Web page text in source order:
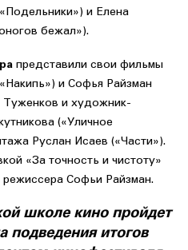
и Елена
бежал»).
представили свои фильмы
и Софья Райзман
Туженков и художник-
(«Уличное
Руслан Исаев («Части»).
«За точность и чистоту»
Софьи Райзман.
школе кино пройдет
подведения итогов